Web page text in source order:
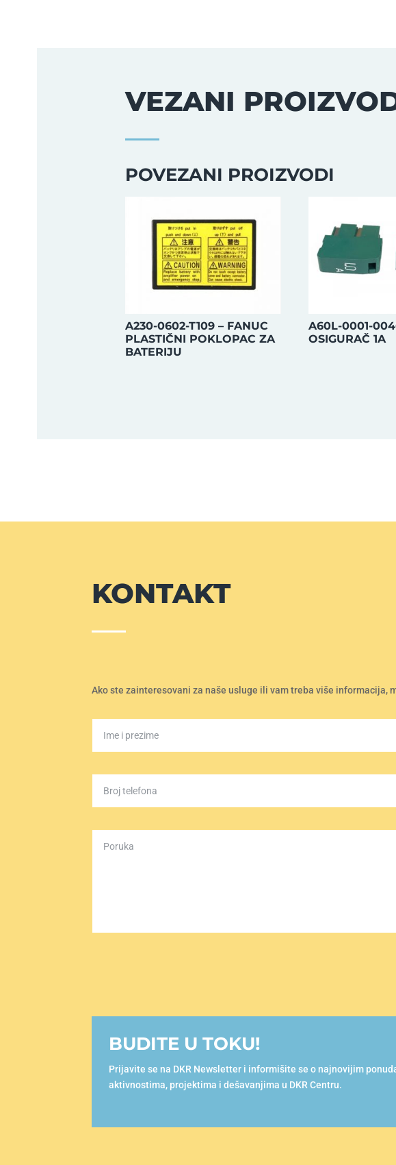
VEZANI
POVEZANI PROIZVODI
A230-0602-T109 – FANUC
PLASTIČNI POKLOPAC ZA
BATERIJU
A60L-0001-
OSIGURAČ 1A
KONTAKT
Ako ste zainteresovani za naše usluge ili vam treba više
BUDITE U TOKU!
Prijavite se na DKR Newsletter i informišite se o najnovijim
aktivnostima, projektima i dešavanjima u DKR Centru.